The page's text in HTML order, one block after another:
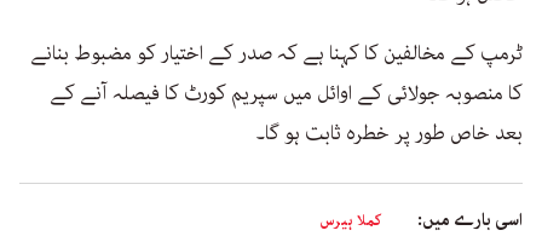
ٹرمپ کے مخالفین کا کہنا ہے کہ صدر کے اختیار کو مضبوط بنانے
کا منصوبہ جولائی کے اوائل میں سپریم کورٹ کا فیصلہ آنے کے
بعد خاص طور پر خطرہ ثابت ہو گا۔
اسی بارے میں: کملا ہیرس